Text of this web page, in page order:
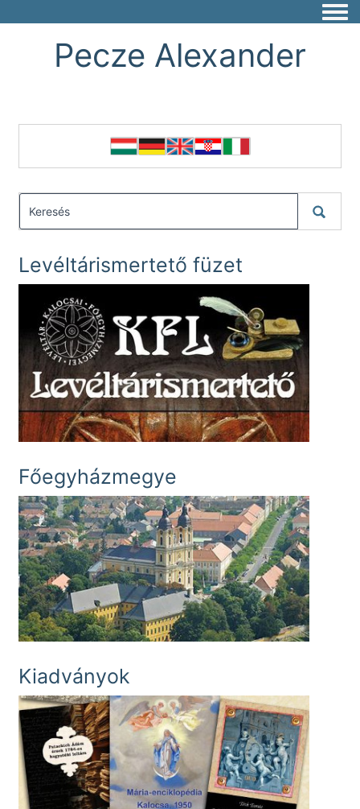
Pecze Alexander
Levéltárismertető füzet
Főegyházmegye
Kiadványok